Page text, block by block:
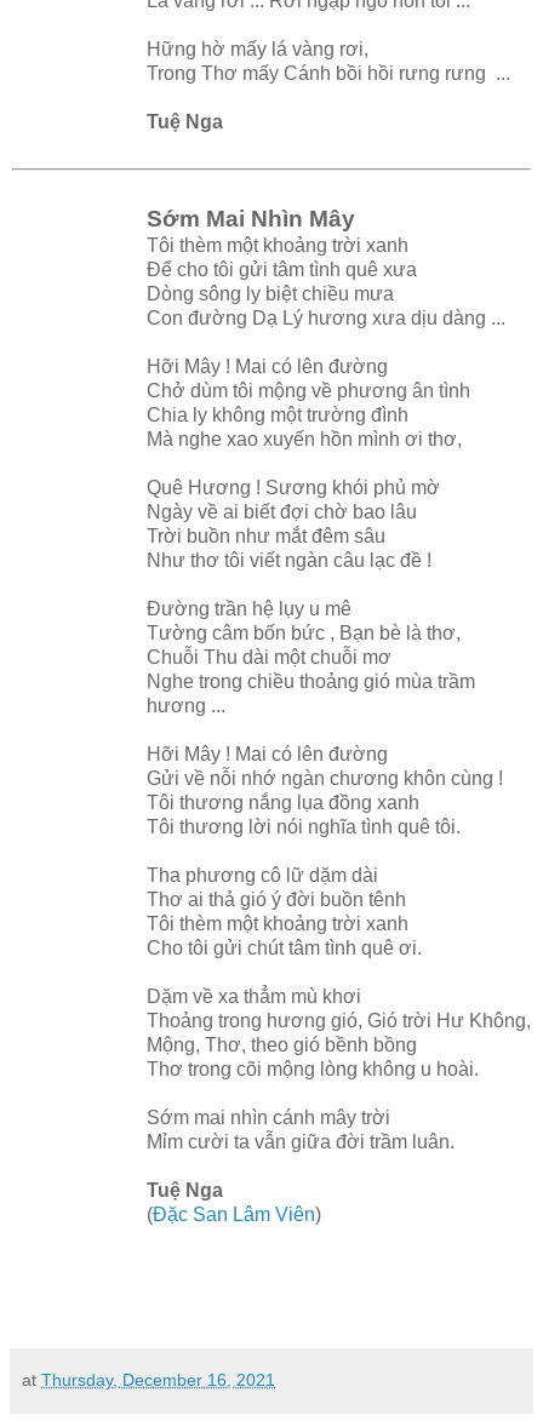
Hững hờ mấy lá vàng rơi,
Trong Thơ mấy Cánh bồi hồi rưng rưng ...
Tuệ Nga
Sớm Mai Nhìn Mây
Tôi thèm một khoảng trời xanh
Để cho tôi gửi tâm tình quê xưa
Dòng sông ly biệt chiều mưa
Con đường Dạ Lý hương xưa dịu dàng ...
Hỡi Mây ! Mai có lên đường
Chở dùm tôi mộng về phương ân tình
Chia ly không một trường đình
Mà nghe xao xuyến hồn mình ơi thơ,
Quê Hương ! Sương khói phủ mờ
Ngày về ai biết đợi chờ bao lâu
Trời buồn như mắt đêm sâu
Như thơ tôi viết ngàn câu lạc đề !
Đường trần hệ lụy u mê
Tường câm bốn bức , Bạn bè là thơ,
Chuỗi Thu dài một chuỗi mơ
Nghe trong chiều thoảng gió mùa trầm
hương ...
Hỡi Mây ! Mai có lên đường
Gửi về nỗi nhớ ngàn chương khôn cùng !
Tôi thương nắng lụa đồng xanh
Tôi thương lời nói nghĩa tình quê tôi.
Tha phương cô lữ dặm dài
Thơ ai thả gió ý đời buồn tênh
Tôi thèm một khoảng trời xanh
Cho tôi gửi chút tâm tình quê ơi.
Dặm về xa thẳm mù khơi
Thoảng trong hương gió, Gió trời Hư Không,
Mộng, Thơ, theo gió bềnh bồng
Thơ trong cõi mộng lòng không u hoài.
Sớm mai nhìn cánh mây trời
Mỉm cười ta vẫn giữa đời trầm luân.
Tuệ Nga
(Đặc San Lâm Viên)
at Thursday, December 16, 2021